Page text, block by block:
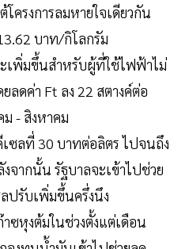
ครงการลมหายใจเดียวกัน
บาท/กิโลกรัม
เพิ่มขึ้นสำหรับผู้ที่ใช้ไฟฟ้าไม่
ลดค่า Ft ลง 22 สตางค์ต่อ
- สิงหาคม
ซลที่ 30 บาทต่อลิตร ไปจนถึง
จากนั้น รัฐบาลจะเข้าไปช่วย
ปรับเพิ่มขึ้นครึ่งนึง
ซหุงต้มในช่วงตั้งแต่เดือน